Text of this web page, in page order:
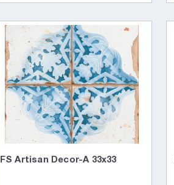
FS Artisan Decor-A 33х33